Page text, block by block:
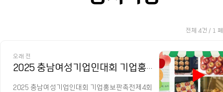
전체 4건 / 1
오래 전
2025 충남여성기업인대회 기업홍보판촉전
2025 충남여성기업인대회 기업홍보판촉전제4회
▶